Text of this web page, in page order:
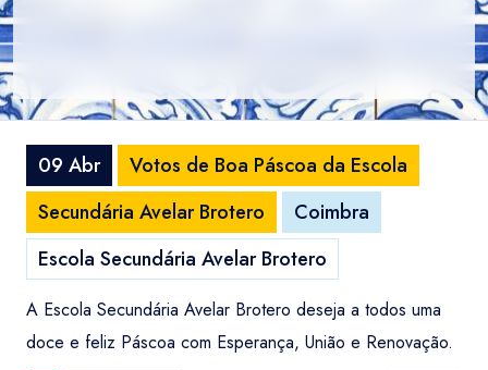
09 Abr
Votos de Boa Páscoa da Escola
Secundária Avelar Brotero
Coimbra
Escola Secundária Avelar Brotero
A Escola Secundária Avelar Brotero deseja a todos uma
doce e feliz Páscoa com Esperança, União e Renovação.